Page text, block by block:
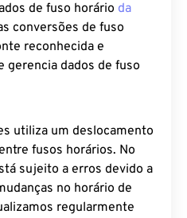
de fuso horário da
conversões de fuso
reconhecida e
gerencia dados de fuso
utiliza um deslocamento
fusos horários. No
sujeito a erros devido a
no horário de
regularmente